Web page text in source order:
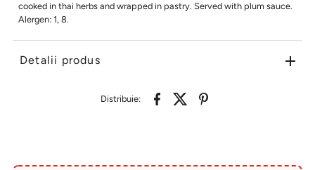
cooked in thai herbs and wrapped in pastry. Served with plum sauce.
Alergen: 1, 8.
Detalii produs
Distribuie: